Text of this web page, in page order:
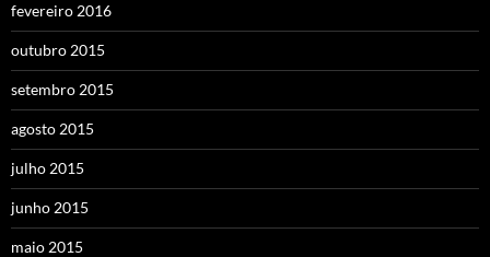
fevereiro 2016
outubro 2015
setembro 2015
agosto 2015
julho 2015
junho 2015
maio 2015